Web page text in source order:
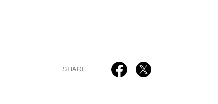
SHARE